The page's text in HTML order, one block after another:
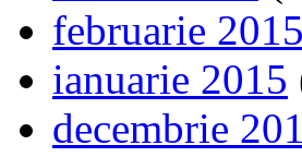
februarie 2015
ianuarie 2015
decembrie